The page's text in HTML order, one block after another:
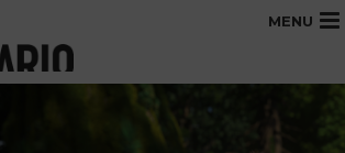
MENU